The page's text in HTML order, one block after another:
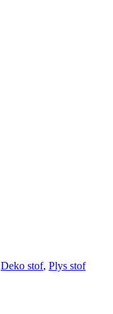
Deko stof, Plys stof